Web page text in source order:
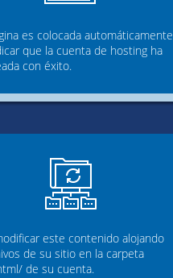
es colocada automáticamente
que la cuenta de hosting ha
con éxito.
este contenido alojando
de su sitio en la carpeta
de su cuenta.